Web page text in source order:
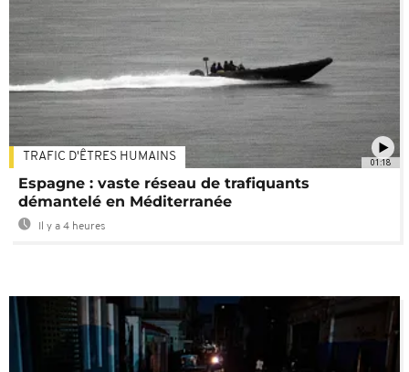
01:18
TRAFIC D'ÊTRES HUMAINS
Espagne : vaste réseau de trafiquants
démantelé en Méditerranée
Il y a 4 heures